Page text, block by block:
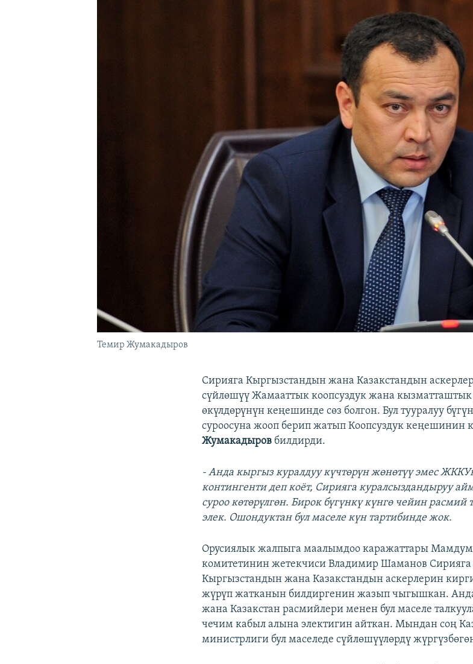
Темир Жумакадыров
Сирияга Кыргызстандын жана Казакстандын
сүйлөшүү Жамааттык коопсуздук жана
өкүлдөрүнүн кеңешинде сөз болгон. Бул тууралуу
суроосуна жооп берип жатып Коопсуздук кеңешинин
Жумакадыров билдирди.
- Анда кыргыз куралдуу күчтөрүн жөнөтүү эмес
контингенти деп коёт, Сирияга куралсыздандыруу
суроо көтөрүлгөн. Бирок бүгүнкү күнгө чейин
элек. Ошондуктан бул маселе күн тартибинде жок.
Орусиялык жалпыга маалымдоо каражаттары
комитетинин жетекчиси Владимир Шаманов
Кыргызстандын жана Казакстандын аскерлерин
жүрүп жатканын билдиргенин жазып чыгышкан.
жана Казакстан расмийлери менен бул маселе
чечим кабыл алына электигин айткан. Мындан соң
министрлиги бул маселеде сүйлөшүүлөрдү